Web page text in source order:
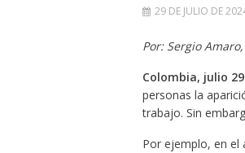
29 DE JULIO DE
Por: Sergio
Colombia, julio
personas la
trabajo. Sin
Por ejemplo, en el